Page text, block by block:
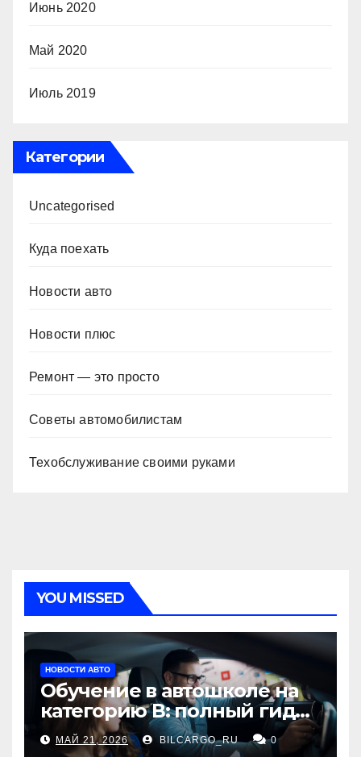
Июнь 2020
Май 2020
Июль 2019
Категории
Uncategorised
Куда поехать
Новости авто
Новости плюс
Ремонт — это просто
Советы автомобилистам
Техобслуживание своими руками
YOU MISSED
НОВОСТИ АВТО
Обучение в автошколе на
категорию В: полный гид
для будущих водителей
МАЙ 21, 2026 BILCARGO_RU 0